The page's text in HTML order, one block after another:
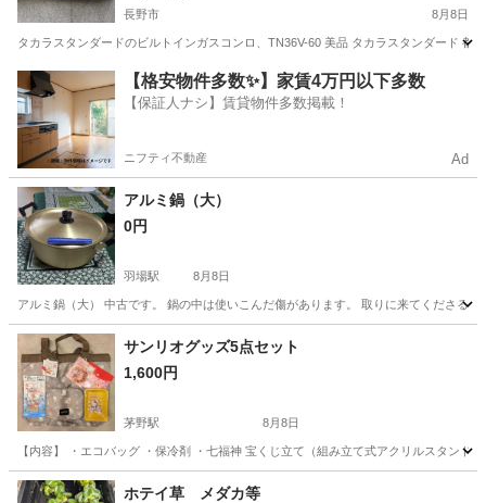
長野市 8月8日
タカラスタンダードのビルトインガスコンロ、TN36V-60 美品 タカラスタンダード
長野 長野市 その他
【格安物件多数✨】家賃4万円以下多数
【保証人ナシ】賃貸物件多数掲載！
ニフティ不動産 Ad
アルミ鍋（大）
0円
羽場駅 8月8日
アルミ鍋（大） 中古です。 鍋の中は使いこんだ傷があります。 取りに来てくださる
長野 上伊那郡 羽場駅 調理器具
サンリオグッズ5点セット
1,600円
茅野駅 8月8日
【内容】 ・エコバッグ ・保冷剤 ・七福神 宝くじ立て（組み立て式アクリルスタン
長野 茅野市 茅野駅 生活雑貨
ホテイ草 メダカ等